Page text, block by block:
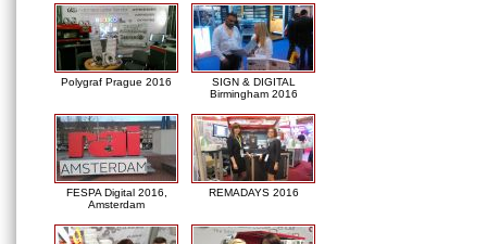
Polygraf Prague 2016
SIGN & DIGITAL
Birmingham 2016
FESPA Digital 2016,
Amsterdam
REMADAYS 2016